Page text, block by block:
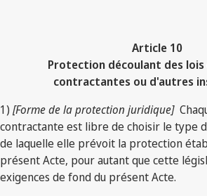
Article 10
Protection découlant des
contractantes ou d'autres
1) [Forme de la protection juridique]
contractante est libre de choisir le type
de laquelle elle prévoit la protection
présent Acte, pour autant que cette
exigences de fond du présent Acte.